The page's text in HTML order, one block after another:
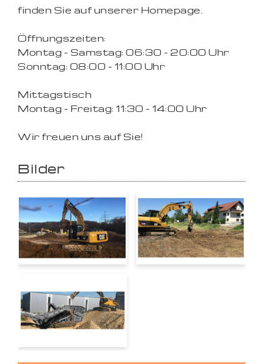
finden Sie auf unserer Homepage.
Öffnungszeiten:
Montag - Samstag: 06:30 - 20:00 Uhr
Sonntag: 08:00 - 11:00 Uhr
Mittagstisch
Montag - Freitag: 11:30 - 14:00 Uhr
Wir freuen uns auf Sie!
Bilder